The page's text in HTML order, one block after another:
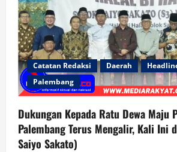
November
2024
Menarik
Dikaji
&
Diulas
Catatan Redaksi Daerah
Palembang
Dukungan Kepada Ratu Dewa Maju
Palembang Terus Mengalir, Kali Ini
Saiyo Sakato)